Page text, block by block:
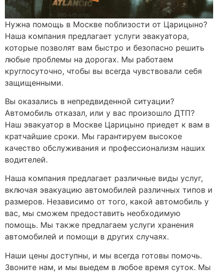
Нужна помощь в Москве поблизости от Царицыно?
Наша компания предлагает услуги эвакуатора,
которые позволят вам быстро и безопасно решить
любые проблемы на дорогах. Мы работаем
круглосуточно, чтобы вы всегда чувствовали себя
защищенными.
Вы оказались в непредвиденной ситуации?
Автомобиль отказал, или у вас произошло ДТП?
Наш эвакуатор в Москве Царицыно приедет к вам в
кратчайшие сроки. Мы гарантируем высокое
качество обслуживания и профессионализм наших
водителей.
Наша компания предлагает различные виды услуг,
включая эвакуацию автомобилей различных типов и
размеров. Независимо от того, какой автомобиль у
вас, мы сможем предоставить необходимую
помощь. Мы также предлагаем услуги хранения
автомобилей и помощи в других случаях.
Наши цены доступны, и мы всегда готовы помочь.
Звоните нам, и мы выедем в любое время суток. Мы